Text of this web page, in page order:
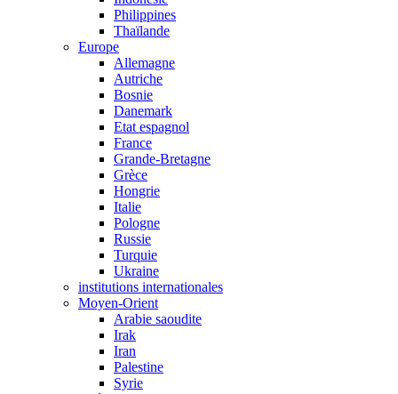
Philippines
Thaïlande
Europe
Allemagne
Autriche
Bosnie
Danemark
Etat espagnol
France
Grande-Bretagne
Grèce
Hongrie
Italie
Pologne
Russie
Turquie
Ukraine
institutions internationales
Moyen-Orient
Arabie saoudite
Irak
Iran
Palestine
Syrie